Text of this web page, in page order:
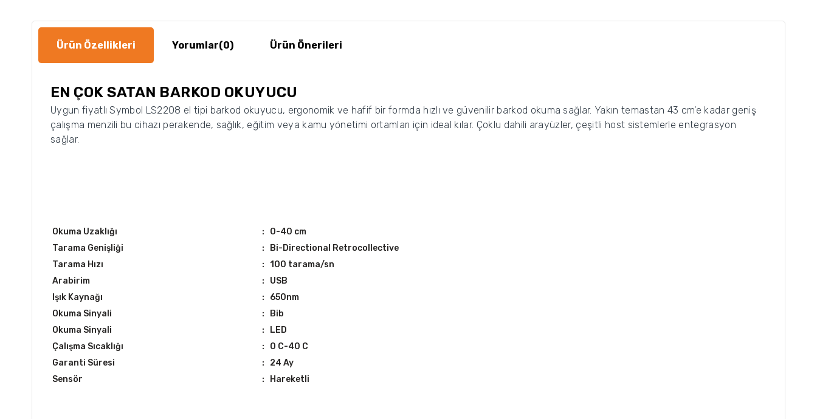
Ürün Özellikleri Yorumlar(0) Ürün Önerileri
EN ÇOK SATAN BARKOD OKUYUCU
Uygun fiyatlı Symbol LS2208 el tipi barkod okuyucu, ergonomik ve hafif bir formda hızlı ve güvenilir barkod okuma sağlar. Yakın temastan 43 cm'e kadar geniş
çalışma menzili bu cihazı perakende, sağlık, eğitim veya kamu yönetimi ortamları için ideal kılar. Çoklu dahili arayüzler, çeşitli host sistemlerle entegrasyon
sağlar.
Okuma Uzaklığı :
0-40 cm
Tarama Genişliği
:
Bi-Directional Retrocollective
Tarama Hızı
: 100 tarama/sn
Arabirim
:
USB
Işık Kaynağı
:
650nm
Okuma Sinyali
:
Bib
Okuma Sinyali
:
LED
Çalışma Sıcaklığı
:
0 C-40 C
Garanti Süresi
:
24 Ay
Sensör
: Hareketli